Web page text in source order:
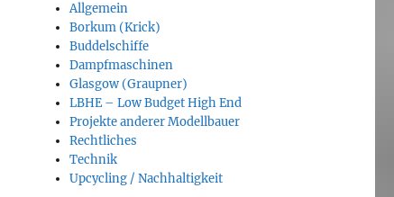
Allgemein
Borkum (Krick)
Buddelschiffe
Dampfmaschinen
Glasgow (Graupner)
LBHE – Low Budget High End
Projekte anderer Modellbauer
Rechtliches
Technik
Upcycling / Nachhaltigkeit